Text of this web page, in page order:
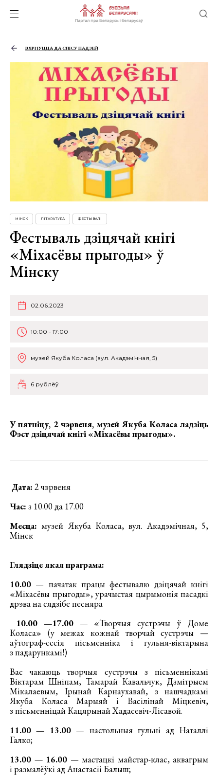
ВЯРНУЦЦА ДА СПІСУ ПАДЗЕЙ
МІНСК ЛІТАРАТУРА ФЕСТЫВАЛІ
Фестываль дзіцячай кнігі
«Міхасёвы прыгоды» ў
Мінску
02.06.2023
10:00 - 17:00
музей Якуба Коласа (вул. Акадэмічная, 5)
6 рублёў
У пятніцу, 2 чэрвеня, музей Якуба Коласа ладзіць
Фэст дзіцячай кнігі «Міхасёвы прыгоды».
Дата: 2 чэрвеня
Час: з 10.00 да 17.00
Месца: музей Якуба Коласа, вул. Акадэмічная, 5,
Мінск
Глядзіце якая праграма:
10.00 — пачатак працы фестывалю дзіцячай кнігі
«Міхасёвы прыгоды», урачыстая цырымонія пасадкі
дрэва на сядзібе песняра
10.00 —17.00— «Творчыя сустрэчы ў Доме
Коласа» (у межах кожнай творчай сустрэчы —
аўтограф-сесія пісьменніка і гульня-віктарына
з падарункамі!)
Вас чакаюць творчыя сустрэчы з пісьменнікамі
Віктарам Шніпам, Тамарай Кавальчук, Дзмітрыем
Мікалаевым, Ірынай Карнаухавай, з нашчадкамі
Якуба Коласа Марыяй і Васілінай Міцкевіч,
з пісьменніцай Кацярынай Хадасевіч-Лісавой.
11.00 — 13.00— настольныя гульні ад Наталлі
Галко;
13.00 — 16.00 — мастацкі майстар-клас, аквагрым
і размалёўкі ад Анастасіі Балыш;